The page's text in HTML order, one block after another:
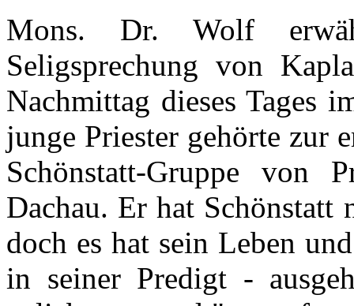
Mons. Dr. Wolf
Seligsprechung von
Nachmittag dieses Tages
junge Priester gehörte zur
Schönstatt-Gruppe von
Dachau. Er hat Schönstatt
doch es hat sein Leben
in seiner Predigt -